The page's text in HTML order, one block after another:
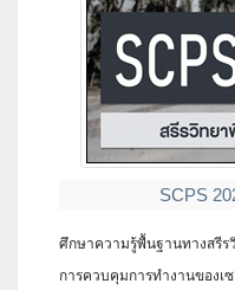
SCPS
ศึกษาความรู้พื้นฐานทางสรีร
การควบคุมการทำงานของเ